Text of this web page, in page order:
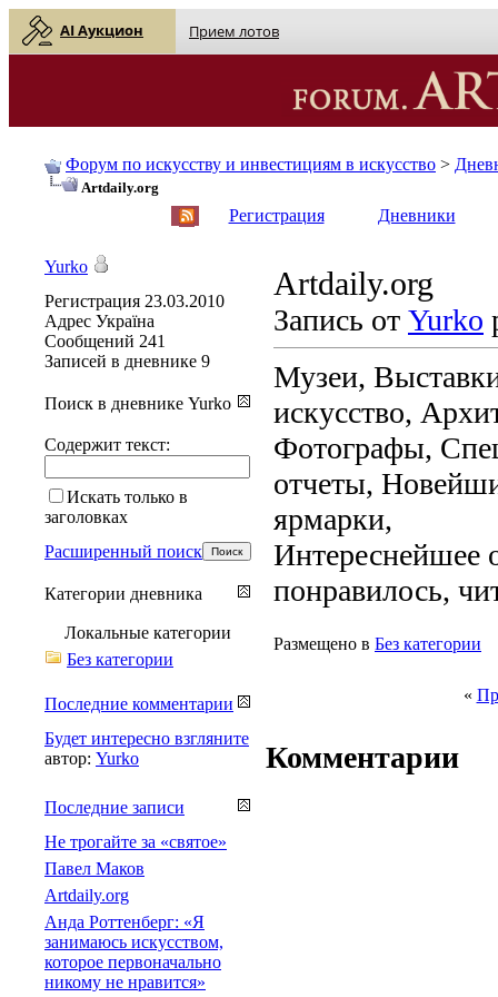
AI Аукцион Прием лотов
Форум по искусству и инвестициям в искусство >
Artdaily.org
Регистрация Дневники
Artdaily.org
Запись от Yurko
Музеи,
искусство,
Фотографы,
отчеты,
ярмарки,
Интереснейшее
понравилось,
Размещено в Без категории
«
Комментарии
Yurko
Регистрация 23.03.2010
Адрес Україна
Сообщений 241
Записей в дневнике 9
Поиск в дневнике Yurko
Содержит текст:
Искать только в
заголовках
Расширенный поиск
Категории дневника
Локальные категории
Без категории
Последние комментарии
Будет интересно взгляните
автор: Yurko
Последние записи
Не трогайте за «святое»
Павел Маков
Artdaily.org
Анда Роттенберг: «Я
занимаюсь искусством,
которое первоначально
никому не нравится»